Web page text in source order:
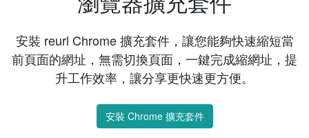
安裝 reurl Chrome 擴充套件，讓您能夠快速縮短當
前頁面的網址，無需切換頁面，一鍵完成縮網址，提
升工作效率，讓分享更快速更方便。
安裝 Chrome 擴充套件